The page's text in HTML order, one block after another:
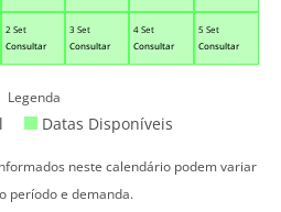
2 Set
Consultar
3 Set
Consultar
4 Set
Consultar
5 Set
Consultar
Legenda
Datas Disponíveis
neste calendário podem variar
período e demanda.